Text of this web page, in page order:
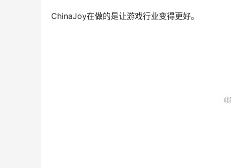
ChinaJoy在做的是让游戏行业变得更好。